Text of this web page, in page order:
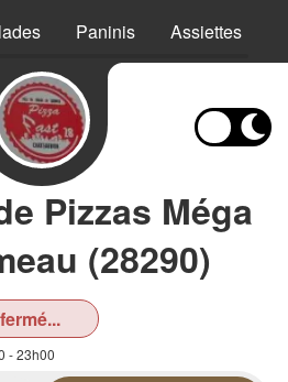
Paninis Assiettes
Pizzas Méga
(28290)
- 23h00